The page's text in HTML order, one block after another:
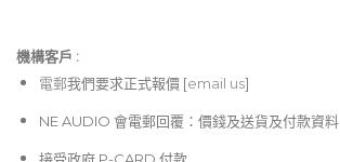
機構客戶 :​
電郵我們要求正式報價 [email us]
NE AUDIO 會電郵回覆：價錢及送貨及付款資料
接受政府 P-CARD 付款